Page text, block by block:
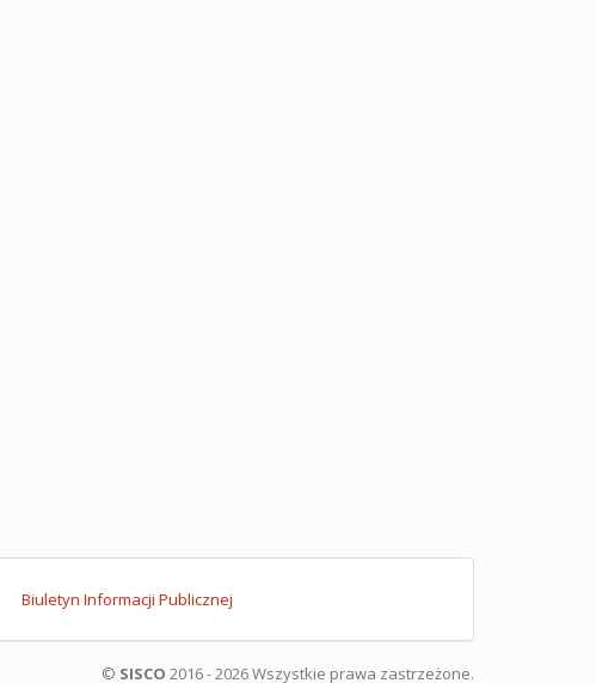
Biuletyn Informacji Publicznej
© SISCO 2016 - 2026 Wszystkie prawa zastrzeżone.